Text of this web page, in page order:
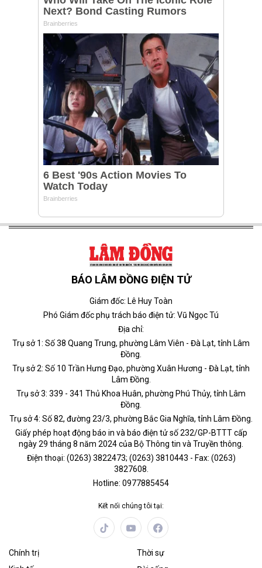
BÁO LÂM ĐỒNG ĐIỆN TỬ
Giám đốc: Lê Huy Toàn
Phó Giám đốc phụ trách báo điện tử: Vũ Ngọc Tú
Địa chỉ:
Trụ sở 1: Số 38 Quang Trung, phường Lâm Viên - Đà Lạt, tỉnh Lâm
Đồng.
Trụ sở 2: Số 10 Trần Hưng Đạo, phường Xuân Hương - Đà Lạt, tỉnh
Lâm Đồng.
Trụ sở 3: 339 - 341 Thủ Khoa Huân, phường Phú Thủy, tỉnh Lâm
Đồng.
Trụ sở 4: Số 82, đường 23/3, phường Bắc Gia Nghĩa, tỉnh Lâm Đồng.
Giấy phép hoạt động báo in và báo điện tử số 232/GP-BTTT cấp
ngày 29 tháng 8 năm 2024 của Bộ Thông tin và Truyền thông.
Điện thoại: (0263) 3822473; (0263) 3810443 - Fax: (0263)
3827608.
Hotline: 0977885454
Kết nối chúng tôi tại:
Chính trị
Thời sự